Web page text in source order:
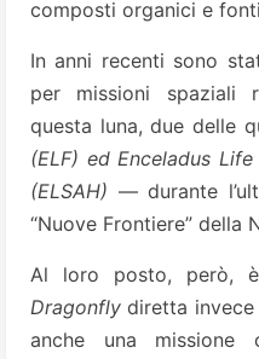
composti organici e
In anni recenti sono
per missioni spaziali
questa luna, due delle
(ELF) ed Enceladus
(ELSAH) — durante
“Nuove Frontiere” della
Al loro posto, però,
Dragonfly diretta
anche una missione